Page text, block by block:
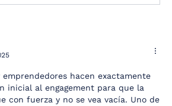
emprendedores hacen exactamente
inicial al engagement para que la
con fuerza y no se vea vacía. Uno de